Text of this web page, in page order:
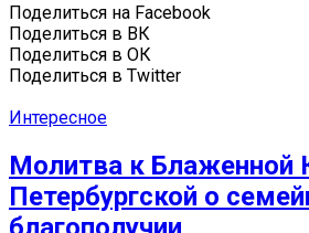
Поделиться на Facebook
Поделиться в ВК
Поделиться в ОК
Поделиться в Twitter
Интересное
Молитва к Блаженной
Петербургской о